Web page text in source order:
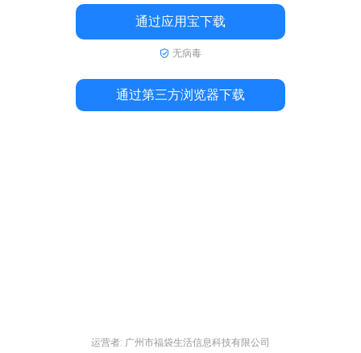
通过应用宝下载
无病毒
通过第三方浏览器下载
运营者: 广州市福袋生活信息科技有限公司